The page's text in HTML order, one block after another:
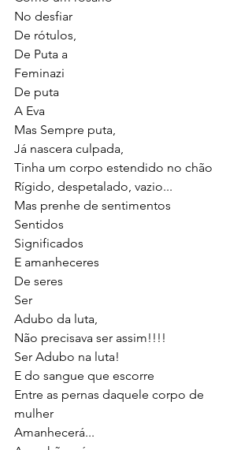
No desfiar
De rótulos,
De Puta a
Feminazi
De puta
A Eva
Mas Sempre puta,
Já nascera culpada,
Tinha um corpo estendido no chão
Rígido, despetalado, vazio...
Mas prenhe de sentimentos
Sentidos
Significados
E amanheceres
De seres
Ser
Adubo da luta,
Não precisava ser assim!!!!
Ser Adubo na luta!
E do sangue que escorre
Entre as pernas daquele corpo de
mulher
Amanhecerá...